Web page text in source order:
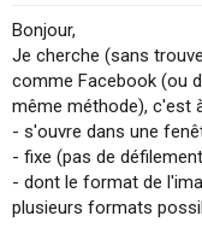
a
d
i
s
c
u
s
s
i
t
Bonjour,
Je cherche (sans
comme Facebook (ou
même méthode), c'est
- s'ouvre dans une
- fixe (pas de
- dont le format de
plusieurs formats